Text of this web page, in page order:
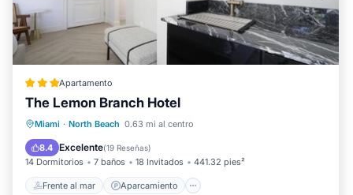
Apartamento
The Lemon Branch Hotel
Miami · North Beach 0.63 mi al centro
8.4 Excelente(19 Reseñas)
14 Dormitorios 7 baños 18 Invitados 441.32 pies²
Frente al mar Aparcamiento
Frente al mar Aparcamiento
Vista al mar